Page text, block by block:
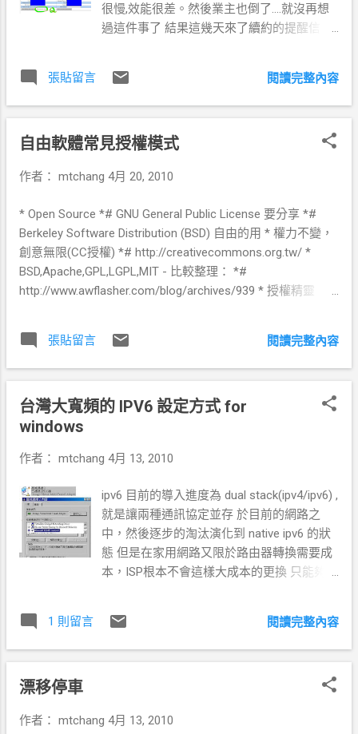
下面： Installation Notes Broadcom tg3 Linux Driver
很慢,效能很差。然後業主也倒了....就沒再想
過這件事了 結果這幾天來了續約的提醒信
that your Lunarpages web hosting account
has items due for renewal soon. Please
record for your account: 這段寫得很模糊，
約了...... 靠邀勒.....現在買東西都這樣的呀！講
下信件內容就不是很重要了...... 接下來當然快
速的登入他的 Account Panel via
https://account.lunarpages.com/billing_info.
php 修改我的付款資訊...(信用卡號碼在他人
手上總是感到不安) 結果找了半天...沒看到取
式(New Payment Method) 用一個手動的付款
Billing/contact information ->下面有各 Edit
Payment Type 點選 Would you like to update
your payment method? 打溝後,才會出現 4 的
是叫你要寄支票到他美國的公司確認後才續
約) 最後記得按 submit 送出去,告訴他..... 相關
連結： http://www.my-life.tw/hosting-
talk/archiver/tid-1047.html 吃定消費者的
LunarPages http://www.lowest-price-web-
hosting.com/big5/bbs/r...
張貼留言 閱讀完整內容
自由軟體常見授權模式
作者： mtchang 4月 20, 2010
* Open Source *# GNU General Public License 要分享 *#
Berkeley Software Distribution (BSD) 自由的用 * 權力不變，
創意無限(CC授權) *# http://creativecommons.org.tw/ *
BSD,Apache,GPL,LGPL,MIT - 比較整理： *#
http://www.awflasher.com/blog/archives/939 * 授權精靈
可以得到最合其用的一自由軟體授權條款。 *# 開發的頁面：
http://of.openfoundry.org/projects/139 *#
(1): 全球第一個 GPL 完整法院訴訟案例剖析-Dlink * 案例(2):
CISCO Linksys案例： # CISCO Linksys 違反 GPL - Linksys使
http://zh.wikipedia.org/zh-tw/Linksys # 延伸閱讀 但是造成了
伸閱讀 ASUS WL-500G 也是類似的狀況造成了 oleg 及
TOMATO 等其他韌體版本的出現 http://oleg.wl500g.info/ 有
了好用又穩定的韌體。 * 案例(3):[ 承認 Windows 7 工具程式
包含 GPL 程式碼 微軟將公開原始程式 ]- 可以幫助 netbook
使用者，在沒有 DVD 磁碟機的情況下，安裝 Windows 7 的
Download Tool (WUDT)] - 微軟已不提供下載 * 案例
張貼留言 閱讀完整內容
台灣大寬頻的 IPV6 設定方式 for
windows
作者： mtchang 4月 13, 2010
ipv6 目前的導入進度為 dual stack(ipv4/ipv6) ,
就是讓兩種通訊協定並存 於目前的網路之
中，然後逐步的淘汰演化到 native ipv6 的狀
態 但是在家用網路又限於路由器轉換需要成
本，ISP根本不會這樣大成本的更換 只能夠過
端建立起一條隧道(Tunnel) Server端透過這個
Tunnel 發送一組IPv6 位址給另一端， 使兩端
VPN 的方式很類似. 台灣大寬頻提供的在底下
http://www.twmsolution.com/ipv6/user.htm
1 則留言 閱讀完整內容
漂移停車
作者： mtchang 4月 13, 2010